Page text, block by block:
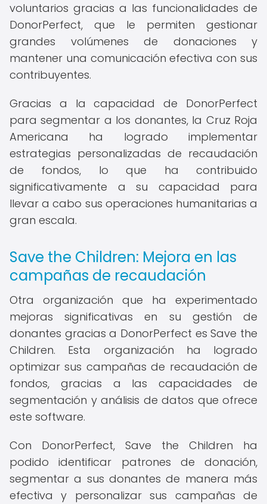
voluntarios gracias a las funcionalidades de
DonorPerfect, que le permiten gestionar
grandes volúmenes de donaciones y
mantener una comunicación efectiva con sus
contribuyentes.
Gracias a la capacidad de DonorPerfect
para segmentar a los donantes, la Cruz Roja
Americana ha logrado implementar
estrategias personalizadas de recaudación
de fondos, lo que ha contribuido
significativamente a su capacidad para
llevar a cabo sus operaciones humanitarias a
gran escala.
Save the Children: Mejora en las
campañas de recaudación
Otra organización que ha experimentado
mejoras significativas en su gestión de
donantes gracias a DonorPerfect es Save the
Children. Esta organización ha logrado
optimizar sus campañas de recaudación de
fondos, gracias a las capacidades de
segmentación y análisis de datos que ofrece
este software.
Con DonorPerfect, Save the Children ha
podido identificar patrones de donación,
segmentar a sus donantes de manera más
efectiva y personalizar sus campañas de